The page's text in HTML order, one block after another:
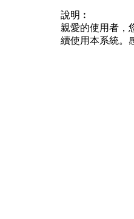
說明︰
親愛的使用者，
續使用本系統。